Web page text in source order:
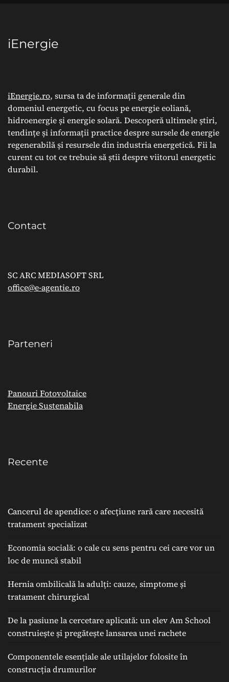
iEnergie
iEnergie.ro, sursa ta de informații generale din
domeniul energetic, cu focus pe energie eoliană,
hidroenergie și energie solară. Descoperă ultimele știri,
tendințe și informații practice despre sursele de energie
regenerabilă și resursele din industria energetică. Fii la
curent cu tot ce trebuie să știi despre viitorul energetic
durabil.
Contact
SC ARC MEDIASOFT SRL
office@e-agentie.ro
Parteneri
Panouri Fotovoltaice
Energie Sustenabila
Recente
Cancerul de apendice: o afecțiune rară care necesită
tratament specializat
Economia socială: o cale cu sens pentru cei care vor un
loc de muncă stabil
Hernia ombilicală la adulți: cauze, simptome și
tratament chirurgical
De la pasiune la cercetare aplicată: un elev Am School
construiește și pregătește lansarea unei rachete
Componentele esențiale ale utilajelor folosite în
construcția drumurilor